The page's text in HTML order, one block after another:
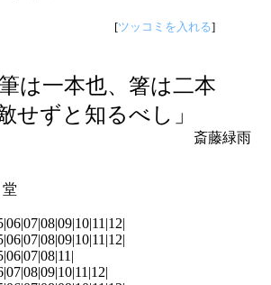
[ツッコミを入れる]
は一本也、箸は二本
ずと知るべし」
斎藤緑雨
|06|07|08|09|10|11 |12|
|06|07|08|09|10|11 |12|
|06|07|08|11 |
|07|08|09|10|11 |12|